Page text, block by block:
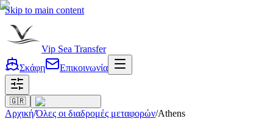
Skip to main content
Vip Sea Transfer
Σκάφη
Επικοινωνία
🇬🇷
Αρχική/Όλες οι διαδρομές μεταφορών/Athens